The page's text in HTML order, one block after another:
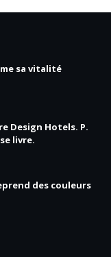
sa vitalité
Design Hotels. P.
livre.
des couleurs